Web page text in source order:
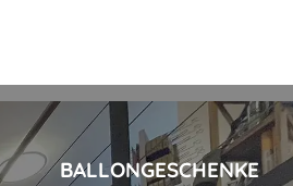
BALLONGESCHENKE